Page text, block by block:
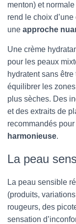
menton) et
rend le choix
une approche
Une crème
pour les peaux
hydratent sans
équilibrer les
plus sèches. Des
et des extraits de
recommandés
harmonieuse.
La peau
La peau sensible
(produits,
rougeurs, des
sensation